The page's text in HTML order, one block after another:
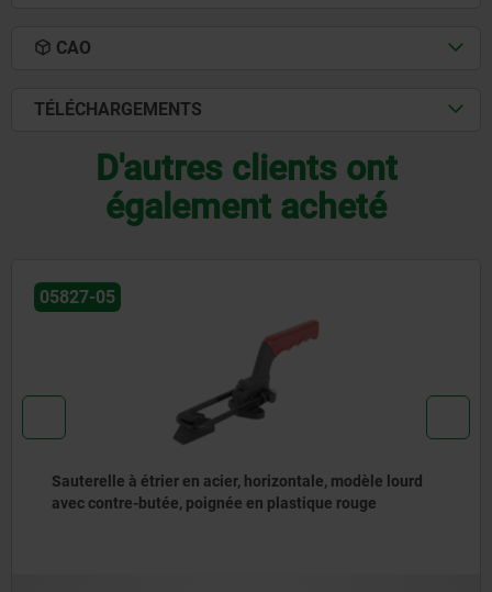
CAO
TÉLÉCHARGEMENTS
D'autres clients ont
également acheté
05827-05
Sauterelle à étrier en acier, horizontale, modèle lourd
avec contre-butée, poignée en plastique rouge